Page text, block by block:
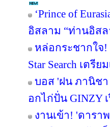
‘Prince of
อิสลาม “ท่านอิส
หล่อกระชากใจ!
Star Search เตรี
บอส 'ฝน ภานิช
อกไก่ปั่น GINZY
งานเข้า! 'ดาร